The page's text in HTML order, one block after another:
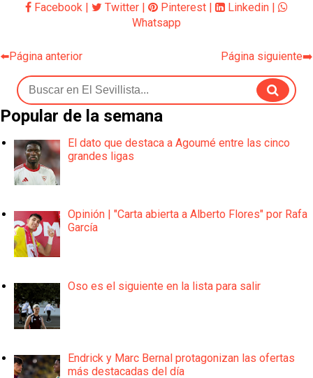
Facebook
Twitter Pinterest Linkedin
Whatsapp
⬅️Página anterior Página siguiente➡️
Popular de la semana
El dato que destaca a Agoumé entre las cinco
grandes ligas
Opinión | "Carta abierta a Alberto Flores" por Rafa
García
Oso es el siguiente en la lista para salir
Endrick y Marc Bernal protagonizan las ofertas
más destacadas del día